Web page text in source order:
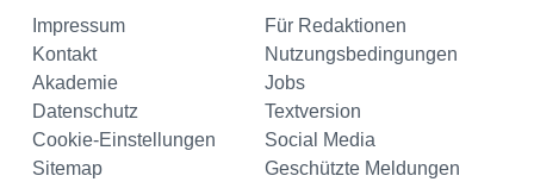
Impressum
Für Redaktionen
Kontakt
Nutzungsbedingungen
Akademie
Jobs
Datenschutz
Textversion
Cookie-Einstellungen
Social Media
Sitemap
Geschützte Meldungen